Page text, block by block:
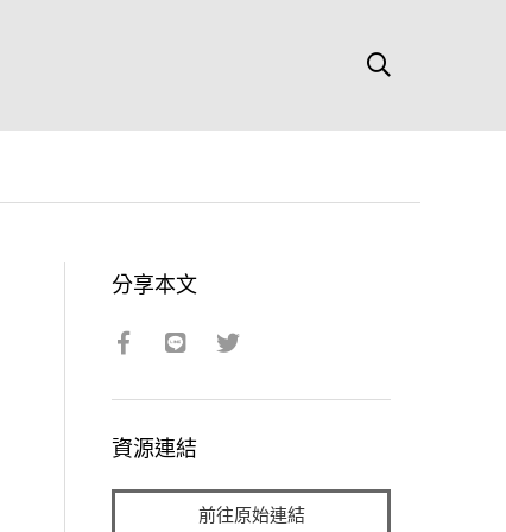
分享本文
資源連結
前往原始連結